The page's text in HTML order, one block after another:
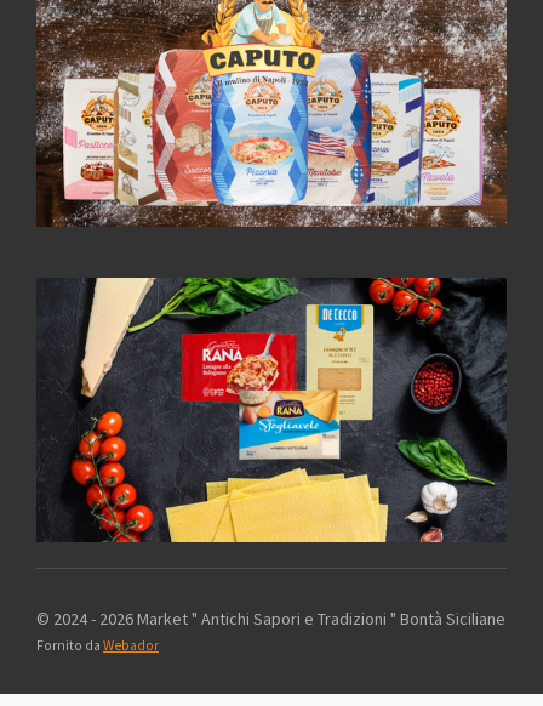
© 2024 - 2026 Market " Antichi Sapori e Tradizioni " Bontà Siciliane
Fornito da Webador